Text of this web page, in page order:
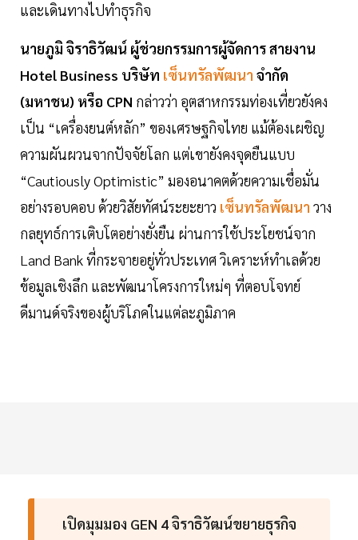
และเดินทางไปทำธุรกิจ
นายภูมิ จิราธิวัฒน์ ผู้ช่วยกรรมการผู้จัดการ สายงาน
Hotel Business บริษัท เซ็นทรัลพัฒนา จำกัด
(มหาชน) หรือ CPN กล่าวว่า อุตสาหกรรมท่องเที่ยวยังคง
เป็น “เครื่องยนต์หลัก” ของเศรษฐกิจไทย แม้ต้องเผชิญ
ความผันผวนจากปัจจัยโลก แต่เขายังคงจุดยืนแบบ
“Cautiously Optimistic” มองอนาคตด้วยความเชื่อมั่น
อย่างรอบคอบ ด้วยวิสัยทัศน์ระยะยาว เซ็นทรัลพัฒนา วาง
กลยุทธ์การเติบโตอย่างยั่งยืน ผ่านการใช้ประโยชน์จาก
Land Bank ที่กระจายอยู่ทั่วประเทศ วิเคราะห์ทำเลด้วย
ข้อมูลเชิงลึก และพัฒนาโครงการใหม่ๆ ที่ตอบโจทย์
ดีมานด์จริงของผู้บริโภคในแต่ละภูมิภาค
เปิดมุมมอง GEN 4 จิราธิวัฒน์ขยายธุรกิจ